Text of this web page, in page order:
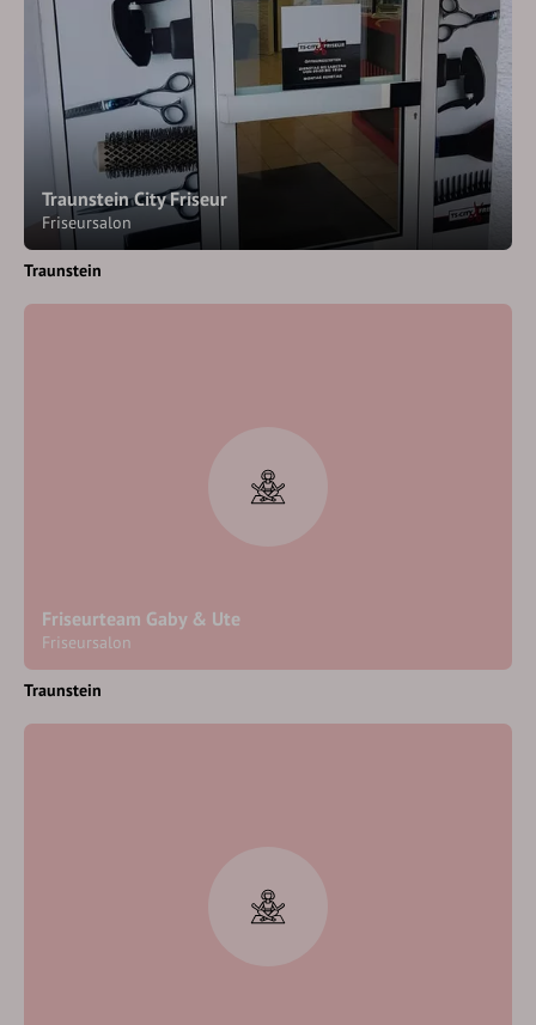
Traunstein City Friseur
Friseursalon
Traunstein
Friseurteam Gaby & Ute
Friseursalon
Traunstein